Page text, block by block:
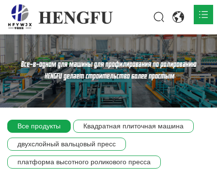
Главная
О нас 
Продукты 
Сцена компании
Все продукты Квадратная плиточная машина
двухслойный вальцовый пресс
платформа высотного роликового пресса